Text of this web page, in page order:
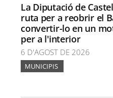
La Diputació de
ruta per a reobrir el
convertir-lo en un
per a l'interior
6 D'AGOST DE 2026
MUNICIPIS